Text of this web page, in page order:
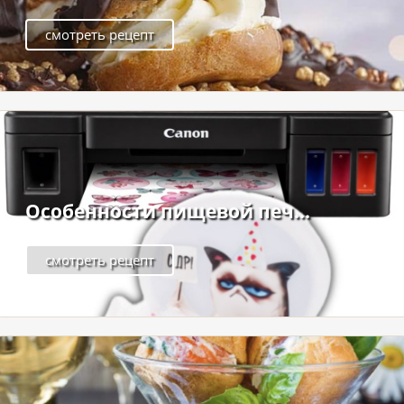
смотреть рецепт
Особенности пищевой печ...
смотреть рецепт